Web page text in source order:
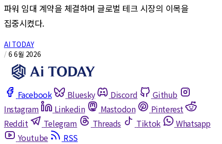
파워 임대 계약을 체결하며 글로벌 테크 시장의 이목을
집중시켰다.
AI TODAY
/ 6 6월 2026
Facebook Bluesky Discord
Github
Instagram
Linkedin Mastodon
Pinterest
Reddit
Telegram Threads Tiktok
Whatsapp
Youtube
RSS